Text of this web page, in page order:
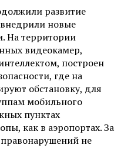
развитие
новые
На территории
видеокамер,
построен
где на
обстановку, для
мобильного
пунктах
как в аэропортах. За
не